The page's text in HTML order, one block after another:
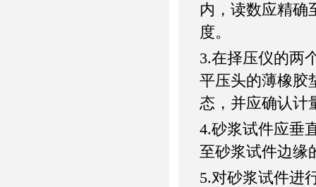
内，读数应精确
度。
3.在择压仪的两
平压头的薄橡胶
态，并应确认计
4.砂浆试件应垂
至砂浆试件边缘
5.对砂浆试件进